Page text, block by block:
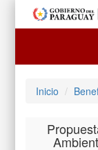
Inicio